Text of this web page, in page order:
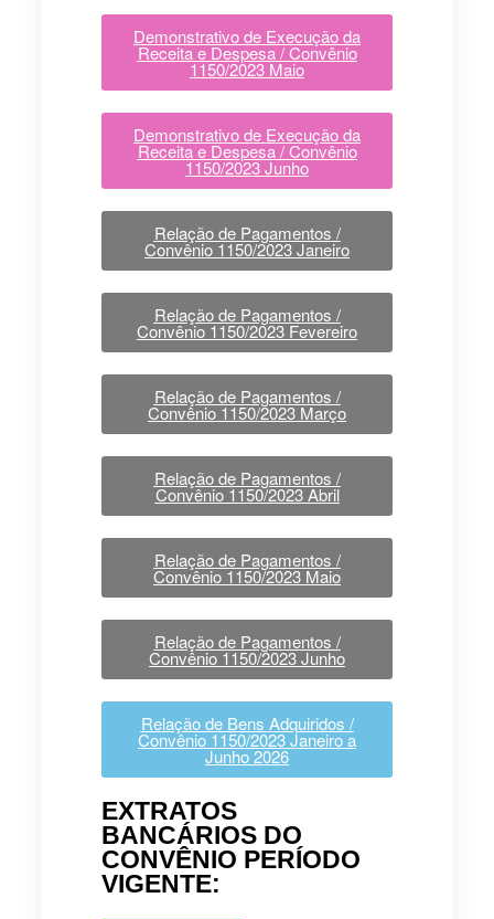
Demonstrativo de Execução da
Receita e Despesa / Convênio
1150/2023 Maio
Demonstrativo de Execução da
Receita e Despesa / Convênio
1150/2023 Junho
Relação de Pagamentos /
Convênio 1150/2023 Janeiro
Relação de Pagamentos /
Convênio 1150/2023 Fevereiro
Relação de Pagamentos /
Convênio 1150/2023 Março
Relação de Pagamentos /
Convênio 1150/2023 Abril
Relação de Pagamentos /
Convênio 1150/2023 Maio
Relação de Pagamentos /
Convênio 1150/2023 Junho
Relação de Bens Adquiridos /
Convênio 1150/2023 Janeiro a
Junho 2026
EXTRATOS
BANCÁRIOS DO
CONVÊNIO PERÍODO
VIGENTE: